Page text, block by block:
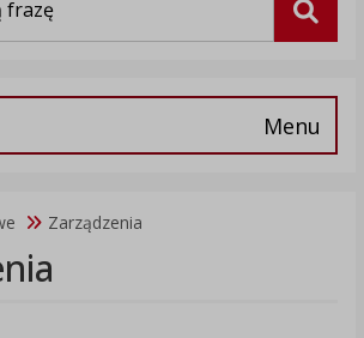
Menu
Zarządzenia